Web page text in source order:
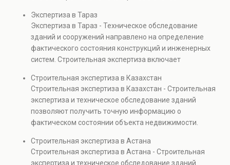
элементов и оценку эксплуатационной безопасности.
Услуга востребована при покупке недвижимости,
капитальном ремонте и реконструкции объектов, а
также при судебных разбирательствах и технических
проверках.
Экспертиза в Тараз
Экспертиза в Тараз - Техническое обследование
зданий и сооружений направлено на определение
фактического состояния конструкций и инженерных
систем. Строительная экспертиза включает
элементов и оценку эксплуатационной безопасности.
Услуга востребована при покупке недвижимости,
капитальном ремонте и реконструкции объектов, а
также при судебных разбирательствах и технических
проверках.
Строительная экспертиза в Казахстан
Строительная экспертиза в Казахстан - Строительная
экспертиза и техническое обследование зданий
позволяют получить точную информацию о
фактическом состоянии объекта недвижимости.
инженерных систем с выявлением скрытых дефектов
и нарушений. Услуга используется для проверки
Строительная экспертиза в Астана
Строительная экспертиза в Астана - Строительная
экспертиза и техническое обследование зданий